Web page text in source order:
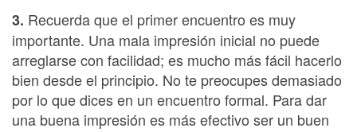
3. Recuerda que el primer encuentro es muy
importante. Una mala impresión inicial no puede
arreglarse con facilidad; es mucho más fácil hacerlo
bien desde el principio. No te preocupes demasiado
por lo que dices en un encuentro formal. Para dar
una buena impresión es más efectivo ser un buen